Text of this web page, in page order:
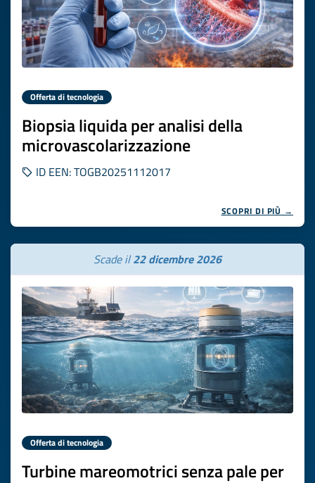
Offerta di tecnologia
Biopsia liquida per analisi della
microvascolarizzazione
ID EEN: TOGB20251112017
SCOPRI DI PIÙ →
Scade il22 dicembre 2026
Offerta di tecnologia
Turbine mareomotrici senza pale per